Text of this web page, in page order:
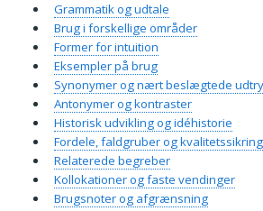
Grammatik og udtale
Brug i forskellige områder
Former for intuition
Eksempler på brug
Synonymer og nært beslægtede
Antonymer og kontraster
Historisk udvikling og idéhistorie
Fordele, faldgruber og kvalitetssikring
Relaterede begreber
Kollokationer og faste vendinger
Brugsnoter og afgrænsning